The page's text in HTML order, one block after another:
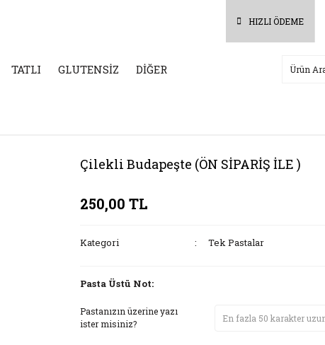
HIZLI ÖDEME
TATLI GLUTENSİZ DİĞER
Çilekli Budapeşte (ÖN SİPARİŞ İLE )
250,00 TL
Kategori Tek Pastalar
Pasta Üstü Not:
Pastanızın üzerine yazı
ister misiniz?